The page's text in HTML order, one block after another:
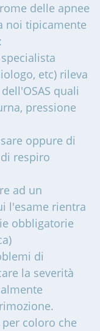
delle apnee
noi tipicamente
etc) rileva
quali
pressione
oppure di
respiro
ad un
l'esame rientra
obbligatorie
di
la severità
coloro che